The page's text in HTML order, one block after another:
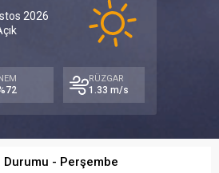
2026
RÜZGAR
1.33 m/s
Durumu - Perşembe